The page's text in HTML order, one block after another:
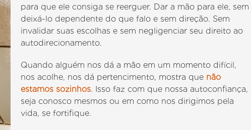
para que ele consiga se reerguer. Dar a mão para ele, sem
deixá-lo dependente do que falo e sem direção. Sem
invalidar suas escolhas e sem negligenciar seu direito ao
autodirecionamento.
Quando alguém nos dá a mão em um momento difícil,
nos acolhe, nos dá pertencimento, mostra que não
estamos sozinhos. Isso faz com que nossa autoconfiança,
seja conosco mesmos ou em como nos dirigimos pela
vida, se fortifique.